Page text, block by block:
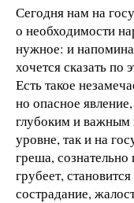
Сегодня нам на
о необходимости
нужное: и
хочется сказать по
Есть такое
но опасное
глубоким и важным
уровне, так и на
греша, сознательно
грубеет,
сострадание,